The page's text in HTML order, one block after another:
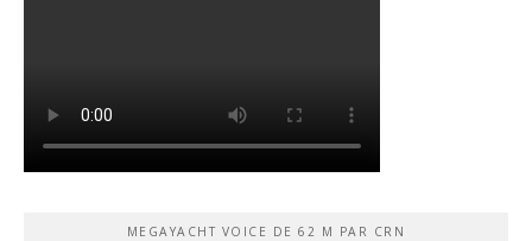
MEGAYACHT VOICE DE 62 M PAR CRN